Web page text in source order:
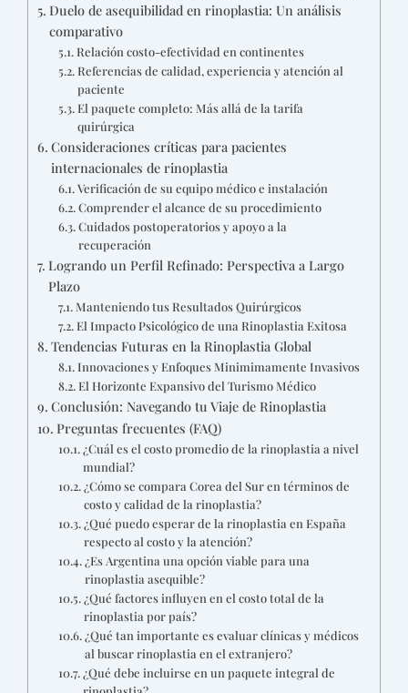
Duelo de asequibilidad en rinoplastia: Un análisis
comparativo
Relación costo-efectividad en continentes
Referencias de calidad, experiencia y atención al
paciente
El paquete completo: Más allá de la tarifa
quirúrgica
Consideraciones críticas para pacientes
internacionales de rinoplastia
Verificación de su equipo médico e instalación
Comprender el alcance de su procedimiento
Cuidados postoperatorios y apoyo a la
recuperación
Logrando un Perfil Refinado: Perspectiva a Largo
Plazo
Manteniendo tus Resultados Quirúrgicos
El Impacto Psicológico de una Rinoplastia Exitosa
Tendencias Futuras en la Rinoplastia Global
Innovaciones y Enfoques Minimimamente Invasivos
El Horizonte Expansivo del Turismo Médico
Conclusión: Navegando tu Viaje de Rinoplastia
Preguntas frecuentes (FAQ)
¿Cuál es el costo promedio de la rinoplastia a nivel
mundial?
¿Cómo se compara Corea del Sur en términos de
costo y calidad de la rinoplastia?
¿Qué puedo esperar de la rinoplastia en España
respecto al costo y la atención?
¿Es Argentina una opción viable para una
rinoplastia asequible?
¿Qué factores influyen en el costo total de la
rinoplastia por país?
¿Qué tan importante es evaluar clínicas y médicos
al buscar rinoplastia en el extranjero?
¿Qué debe incluirse en un paquete integral de